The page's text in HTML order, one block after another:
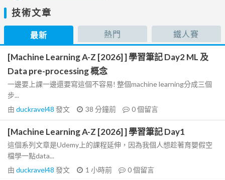
技術文章
最新 熱門 鐵人賽
[Machine Learning A-Z [2026] ] 學習筆記 Day2 ML 及
Data pre-processing 概念
一邊要上課一邊還要寫這個不容易! 整個machine learning分成三個
步...
由 duckravel48 發文 38 分鐘前 0個留言
[Machine Learning A-Z [2026] ] 學習筆記 Day1
這個系列文章是Udemy上的課程延伸，因為我個人想趁著育嬰假空
檔學一點data...
由 duckravel48 發文 1 小時前 0個留言